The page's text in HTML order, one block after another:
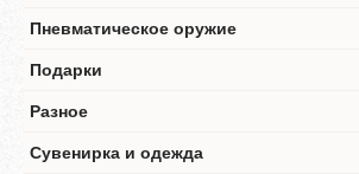
Пневматическое оружие
Подарки
Разное
Сувенирка и одежда